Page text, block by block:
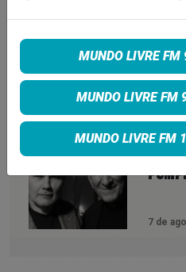
DE 11
NOVA
7 de
7 de
MUNDO LIVRE
MUNDO LIVRE FM
MUNDO LIVRE FM